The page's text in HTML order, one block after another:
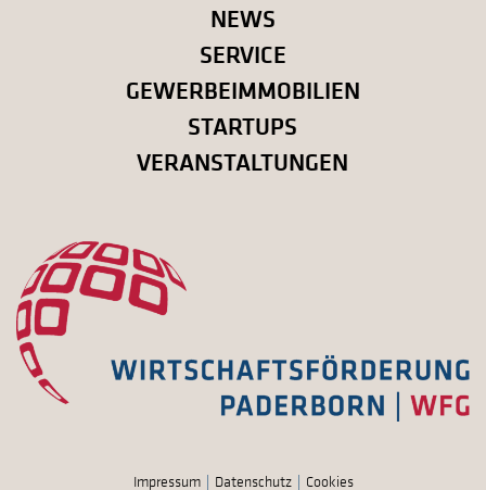
NEWS
SERVICE
GEWERBEIMMOBILIEN
STARTUPS
VERANSTALTUNGEN
Impressum Datenschutz Cookies